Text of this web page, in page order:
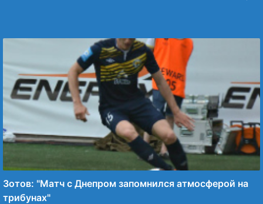
Зотов: "Матч с Днепром запомнился атмосферой на
трибунах"